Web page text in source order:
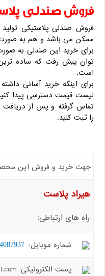
فروش صندلی
فروش صندلی پلاستیکی
ممکن می باشد و هم به
برای خرید این صندلی به
توان پیش رفت که ساده ترین
است.
برای اینکه خرید آسانی
لیست قیمت دسترسی پیدا
تماس گرفته و پس از
را ثبت کنید.
جهت خرید و فروش این محصول
هیراد پلاست
راه های ارتباطی:
شماره موبایل:
پست الکترونیکی: hiradplast.co@gmail.com